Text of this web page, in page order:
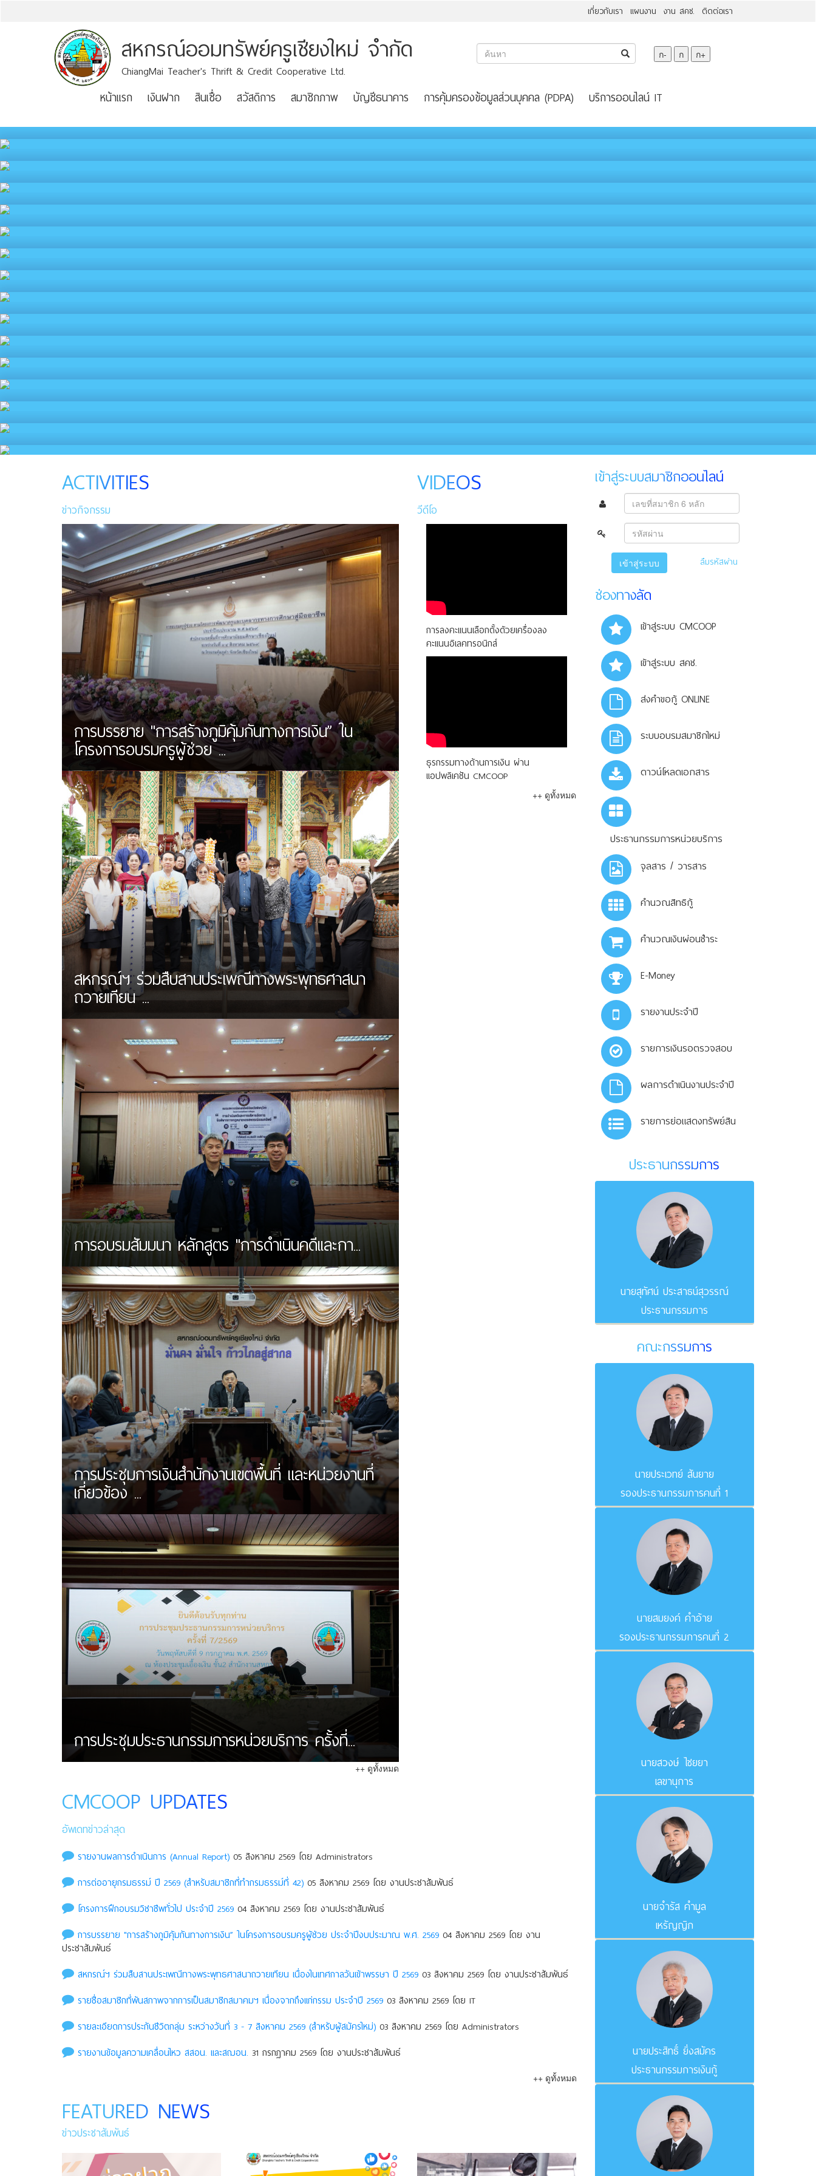
เกี่ยวกับเรา แผนงาน งาน สคช. ติดต่อเรา
สหกรณ์ออมทรัพย์ครูเชียงใหม่ จำกัด
ChiangMai Teacher's Thrift & Credit Cooperative Ltd.
ก- ก ก+
หน้าแรก เงินฝาก สินเชื่อ สวัสดิการ สมาชิกภาพ บัญชีธนาคาร การคุ้มครองข้อมูลส่วนบุคคล (PDPA) บริการออนไลน์ IT
ACTIVITIES
ข่าวกิจกรรม
การบรรยาย "การสร้างภูมิคุ้มกันทางการเงิน” ใน
โครงการอบรมครูผู้ช่วย ...
สหกรณ์ฯ ร่วมสืบสานประเพณีทางพระพุทธศาสนา
ถวายเทียน ...
การอบรมสัมมนา หลักสูตร "การดำเนินคดีเเละกา...
การประชุมการเงินสำนักงานเขตพื้นที่ และหน่วยงานที่
เกี่ยวข้อง ...
การประชุมประธานกรรมการหน่วยบริการ ครั้งที่...
++ ดูทั้งหมด
VIDEOS
วีดีโอ
การลงคะแนนเลือกตั้งด้วยเครื่องลง
คะแนนอิเลคทรอนิกส์
ธุรกรรมทางด้านการเงิน ผ่าน
แอปพลิเคชัน CMCOOP
++ ดูทั้งหมด
CMCOOP UPDATES
อัพเดทข่าวล่าสุด
รายงานผลการดำเนินการ (Annual Report) 05 สิงหาคม 2569 โดย Administrators
การต่ออายุกรมธรรม์ ปี 2569 (สำหรับสมาชิกที่ทำกรมธรรม์ที่ 42) 05 สิงหาคม 2569 โดย งานประชาสัมพันธ์
โครงการฝึกอบรมวิชาชีพทั่วไป ประจำปี 2569 04 สิงหาคม 2569 โดย งานประชาสัมพันธ์
การบรรยาย "การสร้างภูมิคุ้มกันทางการเงิน” ในโครงการอบรมครูผู้ช่วย ประจำปีงบประมาณ พ.ศ. 2569 04 สิงหาคม 2569 โดย งาน
ประชาสัมพันธ์
สหกรณ์ฯ ร่วมสืบสานประเพณีทางพระพุทธศาสนาถวายเทียน เนื่องในเทศกาลวันเข้าพรรษา ปี 2569 03 สิงหาคม 2569 โดย งานประชาสัมพันธ์
รายชื่อสมาชิกที่พ้นสภาพจากการเป็นสมาชิกสมาคมฯ เนื่องจากถึงแก่กรรม ประจําปี 2569 03 สิงหาคม 2569 โดย IT
รายละเอียดการประกันชีวิตกลุ่ม ระหว่างวันที่ 3 - 7 สิงหาคม 2569 (สำหรับผู้สมัครใหม่) 03 สิงหาคม 2569 โดย Administrators
รายงานข้อมูลความเคลื่อนไหว สสอน. เเละสฌอน. 31 กรกฎาคม 2569 โดย งานประชาสัมพันธ์
++ ดูทั้งหมด
FEATURED NEWS
ข่าวประชาสัมพันธ์
เข้าสู่ระบบสมาชิกออนไลน์
เข้าสู่ระบบ ลืมรหัสผ่าน
ช่องทางลัด
เข้าสู่ระบบ CMCOOP
เข้าสู่ระบบ สคช.
ส่งคำขอกู้ ONLINE
ระบบอบรมสมาชิกใหม่
ดาวน์โหลดเอกสาร
ประธานกรรมการหน่วยบริการ
จุลสาร / วารสาร
คำนวณสิทธิกู้
คำนวณเงินผ่อนชำระ
E-Money
รายงานประจำปี
รายการเงินรอตรวจสอบ
ผลการดำเนินงานประจำปี
รายการย่อแสดงทรัพย์สิน
ประธานกรรมการ
นายสุทัศน์ ประสาธน์สุวรรณ์
ประธานกรรมการ
คณะกรรมการ
นายประเวทย์ สันยาย
รองประธานกรรมการคนที่ 1
นายสมยงค์ คำอ้าย
รองประธานกรรมการคนที่ 2
นายสวงษ์ ไชยยา
เลขานุการ
นายจำรัส คำมูล
เหรัญญิก
นายประสิทธิ์ ยิ่งสมัคร
ประธานกรรมการเงินกู้